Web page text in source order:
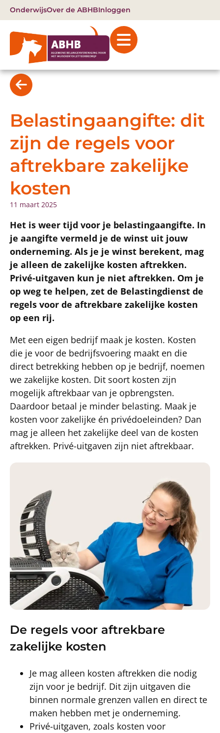
OnderwijsOver de ABHBInloggen
Belastingaangifte: dit
zijn de regels voor
aftrekbare zakelijke
kosten
11 maart 2025
Het is weer tijd voor je belastingaangifte. In
je aangifte vermeld je de winst uit jouw
onderneming. Als je je winst berekent, mag
je alleen de zakelijke kosten aftrekken.
Privé-uitgaven kun je niet aftrekken. Om je
op weg te helpen, zet de Belastingdienst de
regels voor de aftrekbare zakelijke kosten
op een rij.
Met een eigen bedrijf maak je kosten. Kosten
die je voor de bedrijfsvoering maakt en die
direct betrekking hebben op je bedrijf, noemen
we zakelijke kosten. Dit soort kosten zijn
mogelijk aftrekbaar van je opbrengsten.
Daardoor betaal je minder belasting. Maak je
kosten voor zakelijke én privédoeleinden? Dan
mag je alleen het zakelijke deel van de kosten
aftrekken. Privé-uitgaven zijn niet aftrekbaar.
De regels voor aftrekbare
zakelijke kosten
Je mag alleen kosten aftrekken die nodig
zijn voor je bedrijf. Dit zijn uitgaven die
binnen normale grenzen vallen en direct te
maken hebben met je onderneming.
Privé-uitgaven, zoals kosten voor